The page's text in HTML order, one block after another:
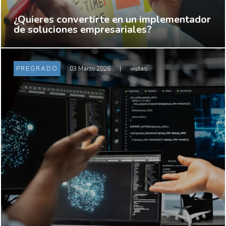
¿Quieres convertirte en un implementador
de soluciones empresariales?
PREGRADO 03 Marzo 2026 | vistas